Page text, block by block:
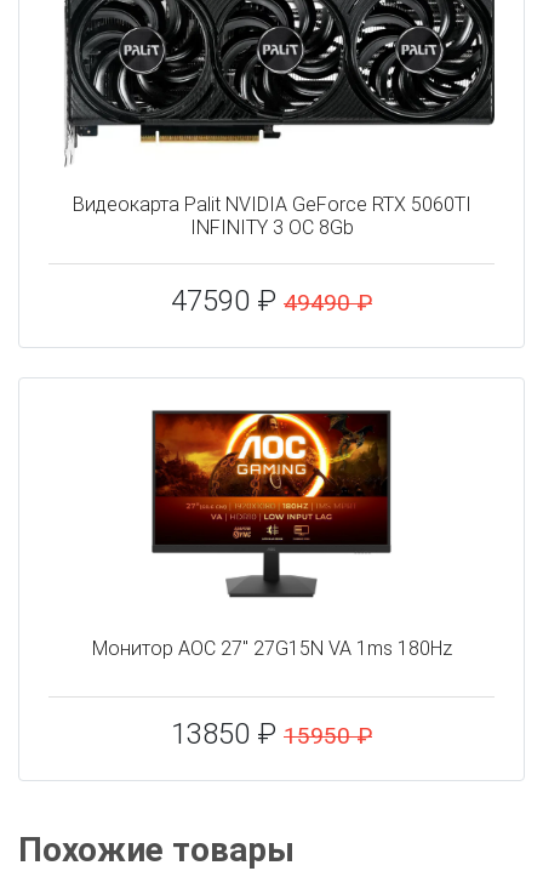
Видеокарта Palit NVIDIA GeForce RTX 5060TI
INFINITY 3 OC 8Gb
47590 ₽ 49490 ₽
Монитор AOC 27" 27G15N VA 1ms 180Hz
13850 ₽ 15950 ₽
Похожие товары